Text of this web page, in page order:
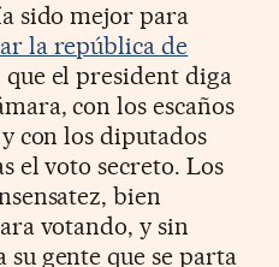
sido mejor para
la república de
que el president diga
con los escaños
con los diputados
el voto secreto. Los
bien
votando, y sin
gente que se parta